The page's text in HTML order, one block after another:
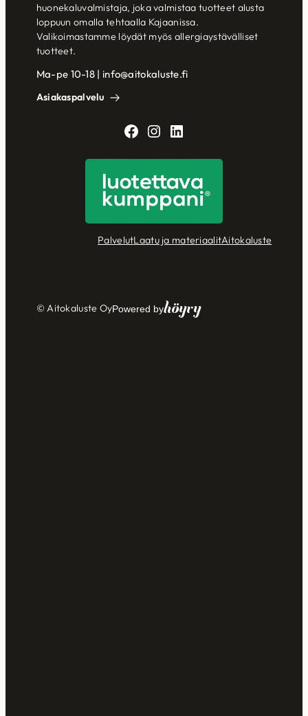
huonekaluvalmistaja, joka valmistaa tuotteet alusta
loppuun omalla tehtaalla Kajaanissa.
Valikoimastamme löydät myös allergiaystävälliset
tuotteet.
Ma-pe 10-18 | info@aitokaluste.fi
Asiakaspalvelu
Facebook
Instagram
LinkedIn
PalvelutLaatu ja materiaalitAitokaluste
© Aitokaluste OyPowered byHöyry